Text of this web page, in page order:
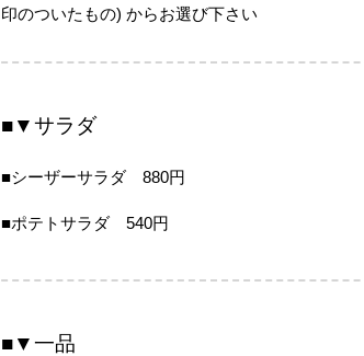
印のついたもの) からお選び下さい
■▼サラダ
■シーザーサラダ 880円
■ポテトサラダ 540円
■▼一品